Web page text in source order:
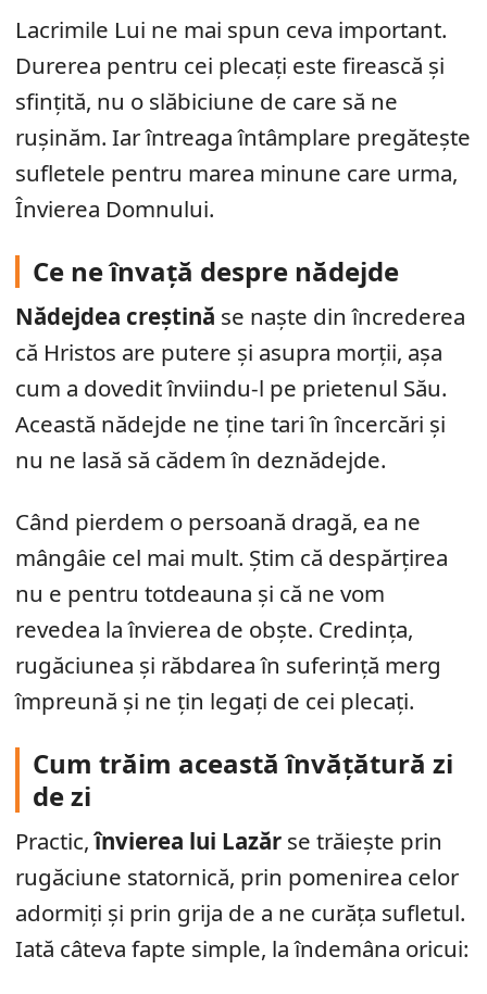
Lacrimile Lui ne mai spun ceva important.
Durerea pentru cei plecați este firească și
sfințită, nu o slăbiciune de care să ne
rușinăm. Iar întreaga întâmplare pregătește
sufletele pentru marea minune care urma,
Învierea Domnului.
Ce ne învață despre nădejde
Nădejdea creștină se naște din încrederea
că Hristos are putere și asupra morții, așa
cum a dovedit înviindu-l pe prietenul Său.
Această nădejde ne ține tari în încercări și
nu ne lasă să cădem în deznădejde.
Când pierdem o persoană dragă, ea ne
mângâie cel mai mult. Știm că despărțirea
nu e pentru totdeauna și că ne vom
revedea la învierea de obște. Credința,
rugăciunea și răbdarea în suferință merg
împreună și ne țin legați de cei plecați.
Cum trăim această învățătură zi
de zi
Practic,învierea lui Lazăr se trăiește prin
rugăciune statornică, prin pomenirea celor
adormiți și prin grija de a ne curăța sufletul.
Iată câteva fapte simple, la îndemâna oricui: